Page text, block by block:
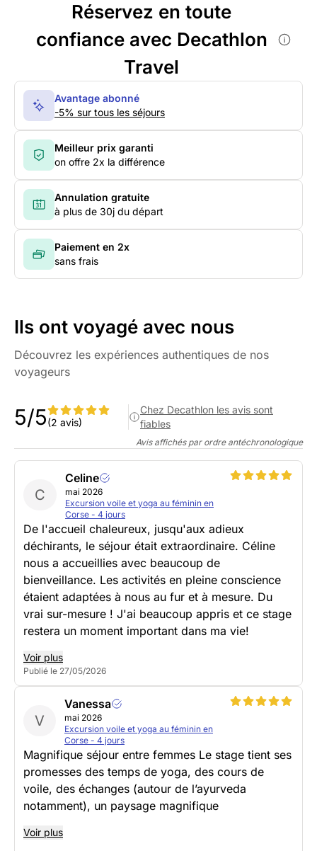
Réservez en toute
confiance avec Decathlon
Travel
Avantage abonné
-5% sur tous les séjours
Meilleur prix garanti
on offre 2x la différence
Annulation gratuite
à plus de 30j du départ
Paiement en 2x
sans frais
Ils ont voyagé avec nous
Découvrez les expériences authentiques de nos
voyageurs
5/5(2 avis)
Chez Decathlon les avis sont
fiables
Avis affichés par ordre antéchronologique
C
Celine
mai 2026
Excursion voile et yoga au féminin en
Corse - 4 jours
De l'accueil chaleureux, jusqu'aux adieux
déchirants, le séjour était extraordinaire. Céline
nous a accueillies avec beaucoup de
bienveillance. Les activités en pleine conscience
étaient adaptées à nous au fur et à mesure. Du
vrai sur-mesure ! J'ai beaucoup appris et ce stage
restera un moment important dans ma vie!
Voir plus
Publié le 27/05/2026
V
Vanessa
mai 2026
Excursion voile et yoga au féminin en
Corse - 4 jours
Magnifique séjour entre femmes Le stage tient ses
promesses des temps de yoga, des cours de
voile, des échanges (autour de l’ayurveda
notamment), un paysage magnifique
Voir plus